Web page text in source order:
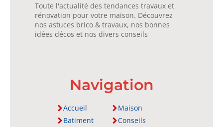
Toute l'actualité des tendances travaux et
rénovation pour votre maison. Découvrez
nos astuces brico & travaux, nos bonnes
idées décos et nos divers conseils
Navigation
Accueil
Batiment
Maison
Conseils